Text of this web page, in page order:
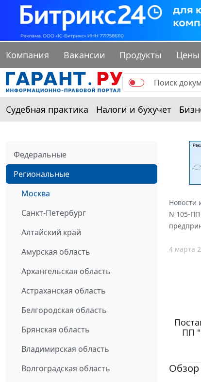
Компания Вакансии Продукты Цены
Судебная практика Налоги и бухучет
Федеральные
Региональные
Москва
Санкт-Петербург
Алтайский край
Амурская область
Архангельская область
Астраханская область
Белгородская область
Брянская область
Владимирская область
Волгоградская область
Новости
N 105-
4 марта
ПП
Обзор